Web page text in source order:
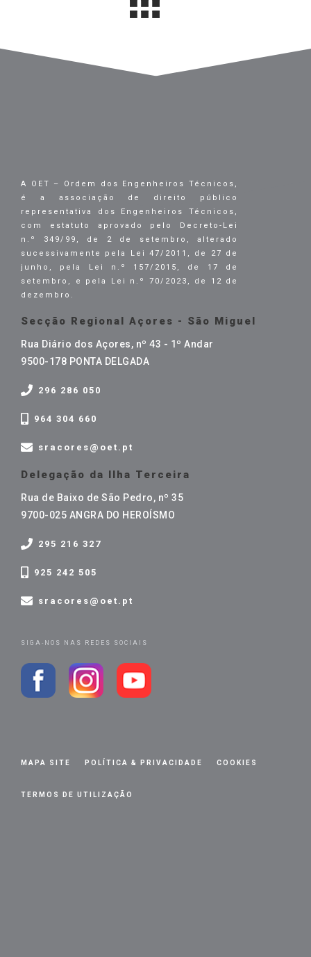
A OET – Ordem dos Engenheiros Técnicos,
é a associação de direito público
representativa dos Engenheiros Técnicos,
com estatuto aprovado pelo Decreto-Lei
n.º 349/99, de 2 de setembro, alterado
sucessivamente pela Lei 47/2011, de 27 de
junho, pela Lei n.º 157/2015, de 17 de
setembro, e pela Lei n.º 70/2023, de 12 de
dezembro.
Secção Regional Açores - São Miguel
Rua Diário dos Açores, nº 43 - 1º Andar
9500-178 PONTA DELGADA
296 286 050
964 304 660
sracores@oet.pt
Delegação da Ilha Terceira
Rua de Baixo de São Pedro, nº 35
9700-025 ANGRA DO HEROÍSMO
295 216 327
925 242 505
sracores@oet.pt
SIGA-NOS NAS REDES SOCIAIS
MAPA SITE POLÍTICA & PRIVACIDADE COOKIES
TERMOS DE UTILIZAÇÃO